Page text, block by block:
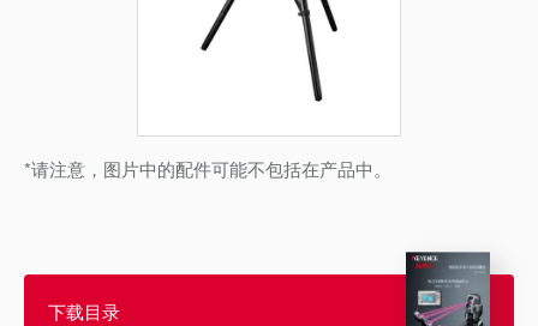
*请注意，图片中的配件可能不包括在产品中。
下载目录